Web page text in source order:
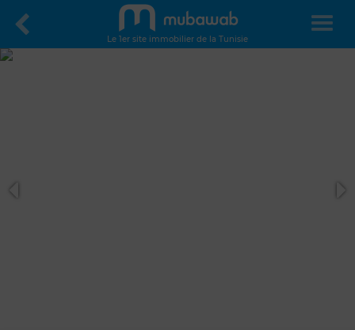
Le 1er site immobilier de la Tunisie